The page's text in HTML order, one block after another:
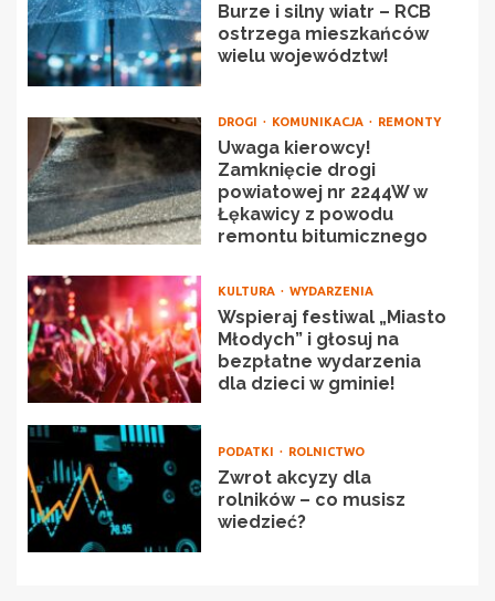
Burze i silny wiatr – RCB
ostrzega mieszkańców
wielu województw!
DROGI KOMUNIKACJA REMONTY
Uwaga kierowcy!
Zamknięcie drogi
powiatowej nr 2244W w
Łękawicy z powodu
remontu bitumicznego
KULTURA WYDARZENIA
Wspieraj festiwal „Miasto
Młodych” i głosuj na
bezpłatne wydarzenia
dla dzieci w gminie!
PODATKI ROLNICTWO
Zwrot akcyzy dla
rolników – co musisz
wiedzieć?